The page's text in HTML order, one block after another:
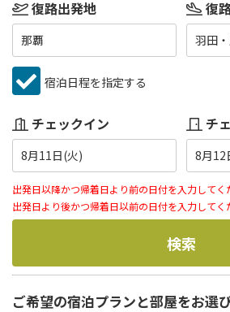
復路出発地
那覇
復
羽田
宿泊日程を指定する
チェックイン
8月11日(火)
チ
8月12
出発日以降かつ帰着日より前の日付を入力してく
出発日より後かつ帰着日以前の日付を入力してく
検索
ご希望の宿泊プランと部屋をお選